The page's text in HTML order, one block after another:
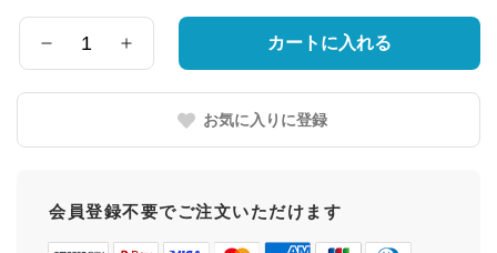
県
量
カートに入れる
お気に入りに登録
会員登録不要でご注文いただけます